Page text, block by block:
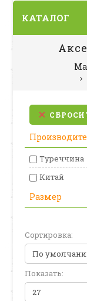
КАТАЛОГ
Туреччина
Китай
Размер
Сортировка:
Показать: